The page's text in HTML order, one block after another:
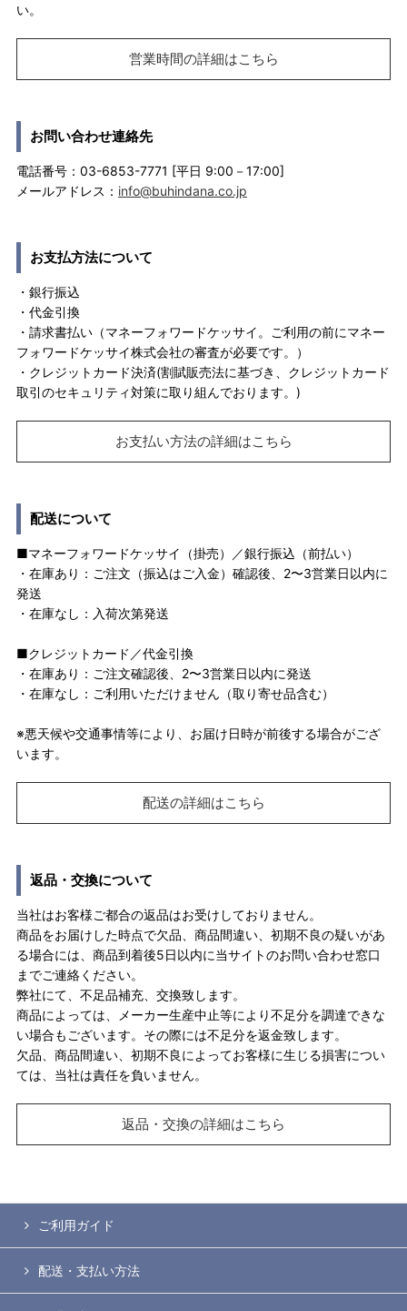
い。
営業時間の詳細はこちら
お問い合わせ連絡先
電話番号：03-6853-7771 [平日 9:00－17:00]
メールアドレス： info@buhindana.co.jp
お支払方法について
・銀行振込
・代金引換
・請求書払い（マネーフォワードケッサイ。ご利用の前にマネー
フォワードケッサイ株式会社の審査が必要です。）
・クレジットカード決済(割賦販売法に基づき、クレジットカード
取引のセキュリティ対策に取り組んでおります。)
お支払い方法の詳細はこちら
配送について
■マネーフォワードケッサイ（掛売）／銀行振込（前払い）
・在庫あり：ご注文（振込はご入金）確認後、2〜3営業日以内に
発送
・在庫なし：入荷次第発送
■クレジットカード／代金引換
・在庫あり：ご注文確認後、2〜3営業日以内に発送
・在庫なし：ご利用いただけません（取り寄せ品含む）
※悪天候や交通事情等により、お届け日時が前後する場合がござ
います。
配送の詳細はこちら
返品・交換について
当社はお客様ご都合の返品はお受けしておりません。
商品をお届けした時点で欠品、商品間違い、初期不良の疑いがあ
る場合には、商品到着後5日以内に当サイトのお問い合わせ窓口
までご連絡ください。
弊社にて、不足品補充、交換致します。
商品によっては、メーカー生産中止等により不足分を調達できな
い場合もございます。その際には不足分を返金致します。
欠品、商品間違い、初期不良によってお客様に生じる損害につい
ては、当社は責任を負いません。
返品・交換の詳細はこちら
ご利用ガイド
配送・支払い方法